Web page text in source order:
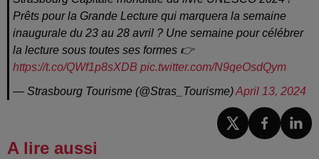
Prêts pour la Grande Lecture qui marquera la semaine
inaugurale du 23 au 28 avril ? Une semaine pour célébrer
la lecture sous toutes ses formes 👉
https://t.co/QWf1p8sXDB pic.twitter.com/N9qeOsdQym
— Strasbourg Tourisme (@Stras_Tourisme)April 13, 2024
A lire aussi